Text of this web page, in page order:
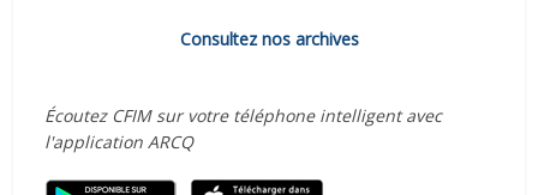
Consultez nos archives
Écoutez CFIM sur votre téléphone intelligent avec
l'application ARCQ